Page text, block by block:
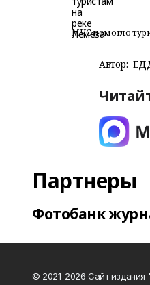
МЧС помогло
Автор:
Партнеры
Фотобанк
© 2021-2026 Сайт издания